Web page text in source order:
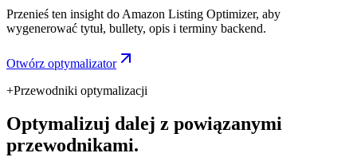
Przenieś ten insight do Amazon Listing Optimizer, aby
wygenerować tytuł, bullety, opis i terminy backend.
Otwórz optymalizator
+Przewodniki optymalizacji
Optymalizuj dalej z powiązanymi
przewodnikami.